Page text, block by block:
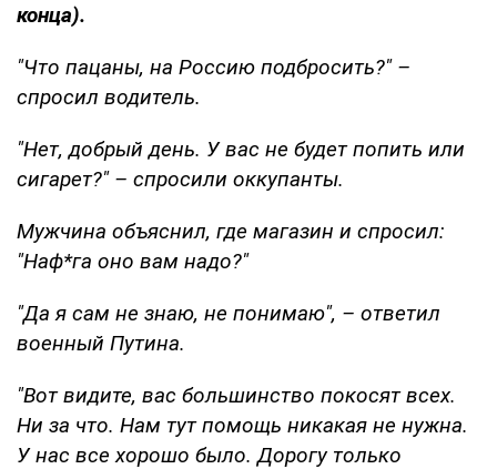
конца).
"Что пацаны, на Россию подбросить?" –
спросил водитель.
"Нет, добрый день. У вас не будет попить или
сигарет?" – спросили оккупанты.
Мужчина объяснил, где магазин и спросил:
"Наф*га оно вам надо?"
"Да я сам не знаю, не понимаю", – ответил
военный Путина.
"Вот видите, вас большинство покосят всех.
Ни за что. Нам тут помощь никакая не нужна.
У нас все хорошо было. Дорогу только